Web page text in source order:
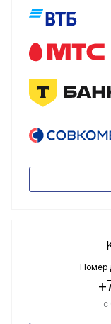
Номер
с